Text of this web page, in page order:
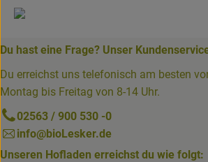
Du hast eine Frage? Unser
Du erreichst uns telefonisch am besten
Montag bis Freitag von 8-14 Uhr.
02563 / 900 530 -0
info@bioLesker.de
Unseren Hofladen erreichst du wie folgt: